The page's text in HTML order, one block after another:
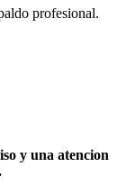
profesional.
y una atencion